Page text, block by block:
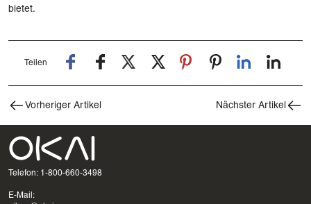
bietet.
Teilen
Vorheriger Artikel Nächster Artikel
Telefon: 1-800-660-3498
E-Mail: